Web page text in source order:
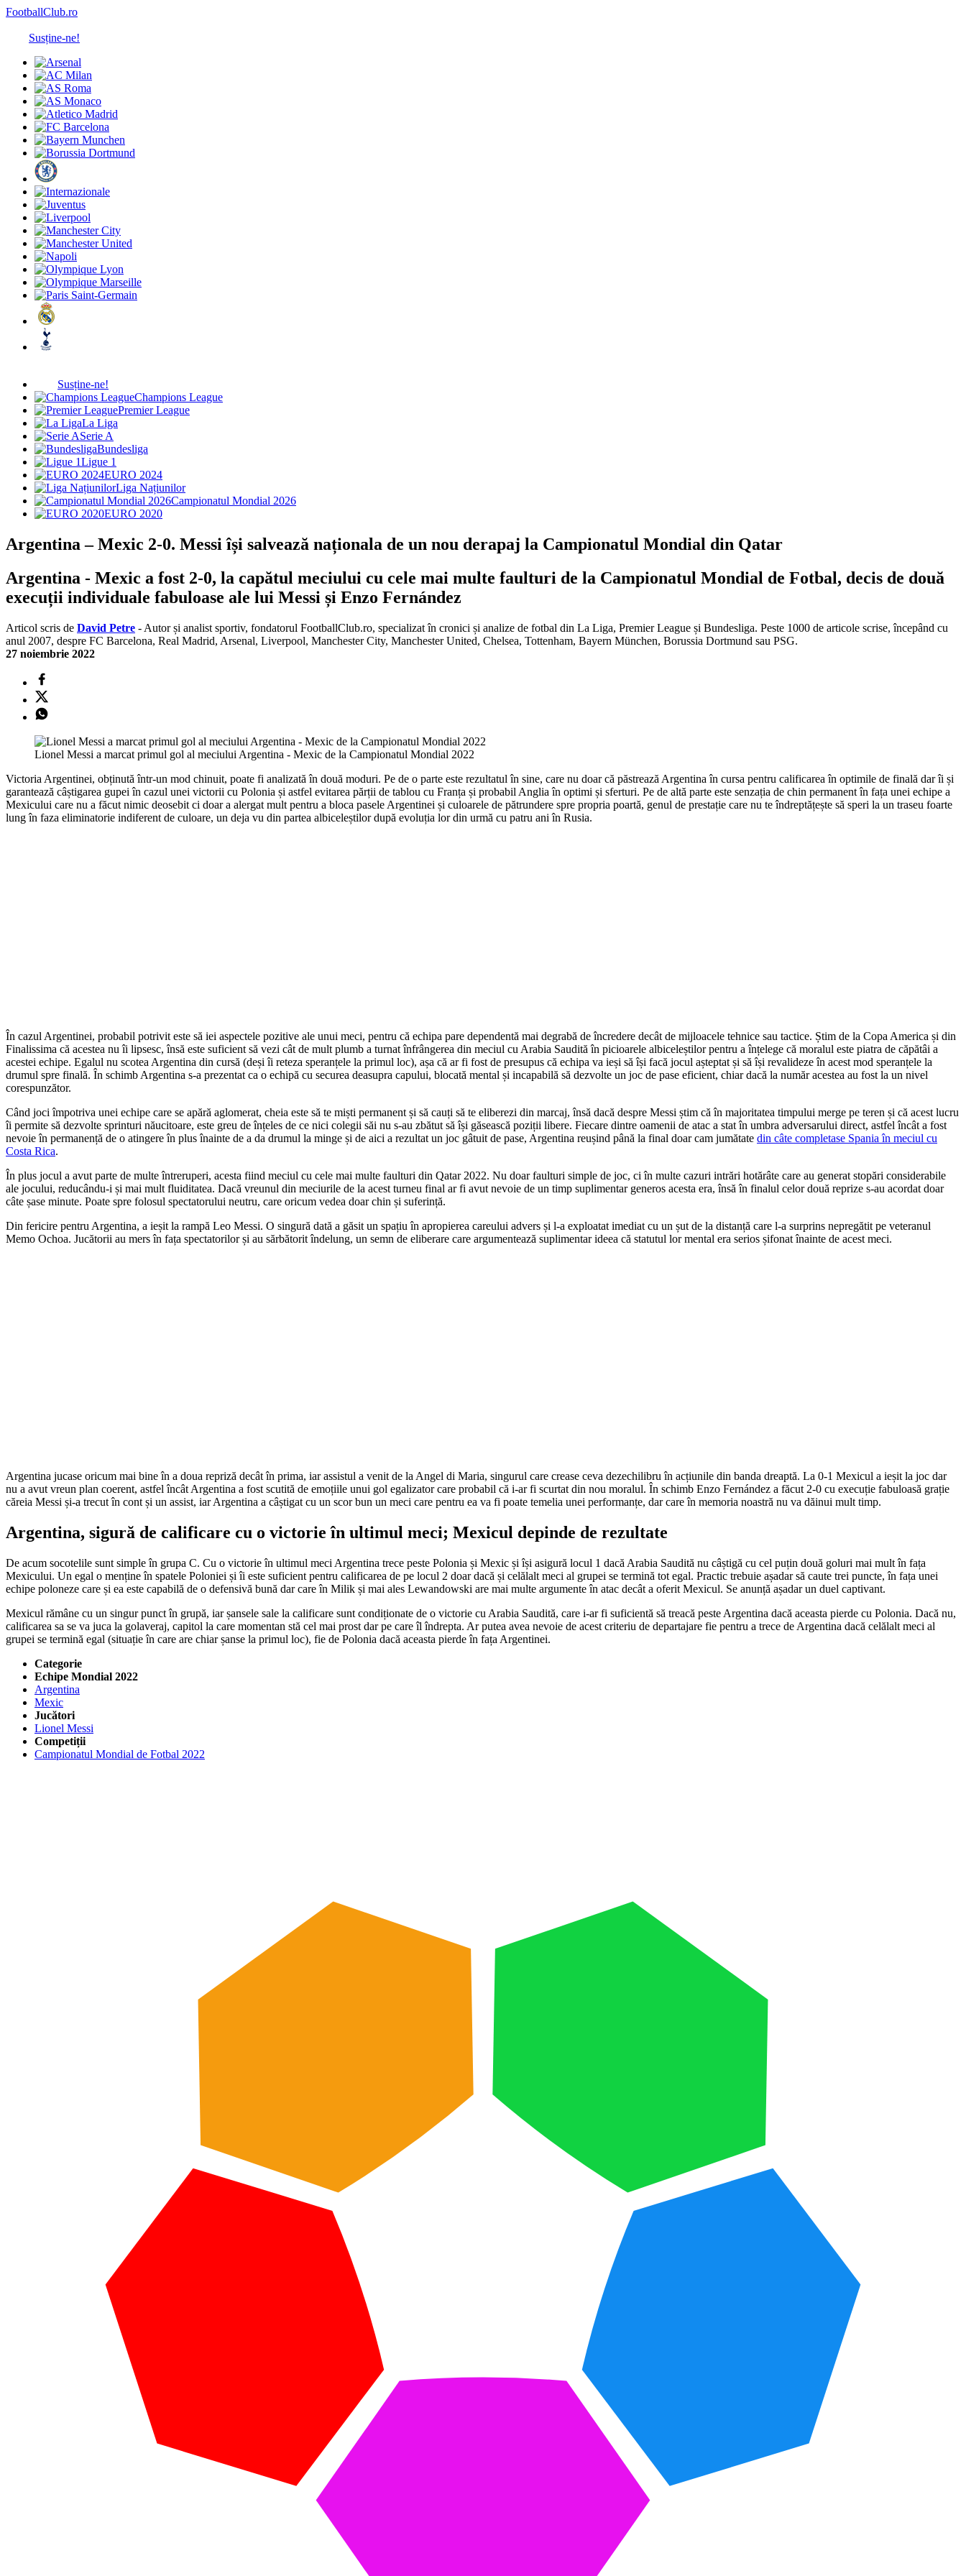
FootballClub.ro
Susține-ne!
Susține-ne!
Champions League
Premier League
La Liga
Serie A
Bundesliga
Ligue 1
EURO 2024
Liga Națiunilor
Campionatul Mondial 2026
EURO 2020
Argentina – Mexic 2-0. Messi își salvează naționala de un nou derapaj la Campionatul Mondial din Qatar
Argentina - Mexic a fost 2-0, la capătul meciului cu cele mai multe faulturi de la Campionatul Mondial de Fotbal, decis de două
execuții individuale fabuloase ale lui Messi și Enzo Fernández
Articol scris de David Petre - Autor și analist sportiv, fondatorul FootballClub.ro, specializat în cronici și analize de fotbal din La Liga, Premier League și Bundesliga. Peste 1000 de articole scrise, începând cu
anul 2007, despre FC Barcelona, Real Madrid, Arsenal, Liverpool, Manchester City, Manchester United, Chelsea, Tottenham, Bayern München, Borussia Dortmund sau PSG.
27 noiembrie 2022
Lionel Messi a marcat primul gol al meciului Argentina - Mexic de la Campionatul Mondial 2022
Victoria Argentinei, obținută într-un mod chinuit, poate fi analizată în două moduri. Pe de o parte este rezultatul în sine, care nu doar că păstrează Argentina în cursa pentru calificarea în optimile de finală dar îi și
garantează câștigarea gupei în cazul unei victorii cu Polonia și astfel evitarea părții de tablou cu Franța și probabil Anglia în optimi și sferturi. Pe de altă parte este senzația de chin permanent în fața unei echipe a
Mexicului care nu a făcut nimic deosebit ci doar a alergat mult pentru a bloca pasele Argentinei și culoarele de pătrundere spre propria poartă, genul de prestație care nu te îndreptățește să speri la un traseu foarte
lung în faza eliminatorie indiferent de culoare, un deja vu din partea albiceleștilor după evoluția lor din urmă cu patru ani în Rusia.
În cazul Argentinei, probabil potrivit este să iei aspectele pozitive ale unui meci, pentru că echipa pare dependentă mai degrabă de încredere decât de mijloacele tehnice sau tactice. Știm de la Copa America și din
Finalissima că acestea nu îi lipsesc, însă este suficient să vezi cât de mult plumb a turnat înfrângerea din meciul cu Arabia Saudită în picioarele albiceleștilor pentru a înțelege că moralul este piatra de căpătâi a
acestei echipe. Egalul nu scotea Argentina din cursă (deși îi reteza speranțele la primul loc), așa că ar fi fost de presupus că echipa va ieși să își facă jocul așteptat și să își revalideze în acest mod speranțele la
drumul spre finală. În schimb Argentina s-a prezentat ca o echipă cu securea deasupra capului, blocată mental și incapabilă să dezvolte un joc de pase eficient, chiar dacă la număr acestea au fost la un nivel
corespunzător.
Când joci împotriva unei echipe care se apără aglomerat, cheia este să te miști permanent și să cauți să te eliberezi din marcaj, însă dacă despre Messi știm că în majoritatea timpului merge pe teren și că acest lucru
îi permite să dezvolte sprinturi năucitoare, este greu de înțeles de ce nici colegii săi nu s-au zbătut să își găsească poziții libere. Fiecare dintre oamenii de atac a stat în umbra adversarului direct, astfel încât a fost
nevoie în permanență de o atingere în plus înainte de a da drumul la minge și de aici a rezultat un joc gâtuit de pase, Argentina reușind până la final doar cam jumătate din câte completase Spania în meciul cu
Costa Rica.
În plus jocul a avut parte de multe întreruperi, acesta fiind meciul cu cele mai multe faulturi din Qatar 2022. Nu doar faulturi simple de joc, ci în multe cazuri intrări hotărâte care au generat stopări considerabile
ale jocului, reducându-i și mai mult fluiditatea. Dacă vreunul din meciurile de la acest turneu final ar fi avut nevoie de un timp suplimentar generos acesta era, însă în finalul celor două reprize s-au acordat doar
câte șase minute. Poate spre folosul spectatorului neutru, care oricum vedea doar chin și suferință.
Din fericire pentru Argentina, a ieșit la rampă Leo Messi. O singură dată a găsit un spațiu în apropierea careului advers și l-a exploatat imediat cu un șut de la distanță care l-a surprins nepregătit pe veteranul
Memo Ochoa. Jucătorii au mers în fața spectatorilor și au sărbătorit îndelung, un semn de eliberare care argumentează suplimentar ideea că statutul lor mental era serios șifonat înainte de acest meci.
Argentina jucase oricum mai bine în a doua repriză decât în prima, iar assistul a venit de la Angel di Maria, singurul care crease ceva dezechilibru în acțiunile din banda dreaptă. La 0-1 Mexicul a ieșit la joc dar
nu a avut vreun plan coerent, astfel încât Argentina a fost scutită de emoțiile unui gol egalizator care probabil că i-ar fi scurtat din nou moralul. În schimb Enzo Fernández a făcut 2-0 cu execuție fabuloasă grație
căreia Messi și-a trecut în cont și un assist, iar Argentina a câștigat cu un scor bun un meci care pentru ea va fi poate temelia unei performanțe, dar care în memoria noastră nu va dăinui mult timp.
Argentina, sigură de calificare cu o victorie în ultimul meci; Mexicul depinde de rezultate
De acum socotelile sunt simple în grupa C. Cu o victorie în ultimul meci Argentina trece peste Polonia și Mexic și își asigură locul 1 dacă Arabia Saudită nu câștigă cu cel puțin două goluri mai mult în fața
Mexicului. Un egal o menține în spatele Poloniei și îi este suficient pentru calificarea de pe locul 2 doar dacă și celălalt meci al grupei se termină tot egal. Practic trebuie așadar să caute trei puncte, în fața unei
echipe poloneze care și ea este capabilă de o defensivă bună dar care în Milik și mai ales Lewandowski are mai multe argumente în atac decât a oferit Mexicul. Se anunță așadar un duel captivant.
Mexicul rămâne cu un singur punct în grupă, iar șansele sale la calificare sunt condiționate de o victorie cu Arabia Saudită, care i-ar fi suficientă să treacă peste Argentina dacă aceasta pierde cu Polonia. Dacă nu,
calificarea sa se va juca la golaveraj, capitol la care momentan stă cel mai prost dar pe care îl îndrepta. Ar putea avea nevoie de acest criteriu de departajare fie pentru a trece de Argentina dacă celălalt meci al
grupei se termină egal (situație în care are chiar șanse la primul loc), fie de Polonia dacă aceasta pierde în fața Argentinei.
Categorie
Echipe Mondial 2022
Argentina
Mexic
Jucători
Lionel Messi
Competiții
Campionatul Mondial de Fotbal 2022